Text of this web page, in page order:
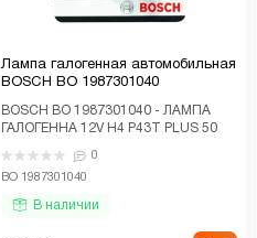
Лампа галогенная автомобильная
BOSCH BO 1987301040
BOSСH BO 1987301040 - ЛАМПА
ГАЛОГЕННА 12V H4 P43T PLUS 50
автомобильная лампа BOS..
0
BO 1987301040
В наличии